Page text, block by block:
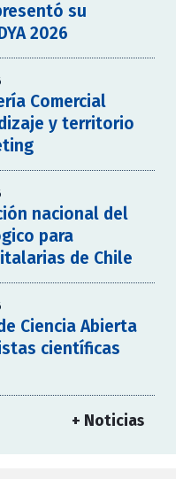
su
2026
Comercial
y territorio
nacional del
para
de Chile
Ciencia Abierta
científicas
+ Noticias